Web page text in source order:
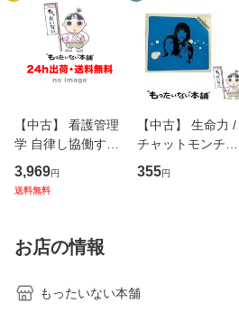
【中古】 看護管理
学 自律し協働する
専門職の看護マネ
ジメントスキル 改
恵 藤本幸三 / 南江
堂 [単行
3,969円
送料無料
【中古】 生命力 /
チャットモンチー /
キューンレコード
[CD]【メール便送
355円
お店の情報
もったいない本舗